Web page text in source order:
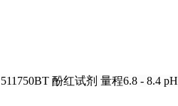
511750BT 酚红试剂 量程6.8 - 8.4 pH